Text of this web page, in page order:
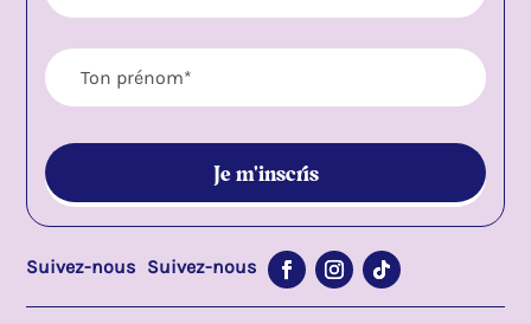
Suivez-nous Suivez-nous